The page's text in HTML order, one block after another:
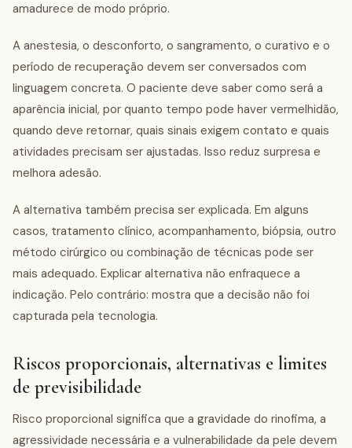
amadurece de modo próprio.
A anestesia, o desconforto, o sangramento, o curativo e o
período de recuperação devem ser conversados com
linguagem concreta. O paciente deve saber como será a
aparência inicial, por quanto tempo pode haver vermelhidão,
quando deve retornar, quais sinais exigem contato e quais
atividades precisam ser ajustadas. Isso reduz surpresa e
melhora adesão.
A alternativa também precisa ser explicada. Em alguns
casos, tratamento clínico, acompanhamento, biópsia, outro
método cirúrgico ou combinação de técnicas pode ser
mais adequado. Explicar alternativa não enfraquece a
indicação. Pelo contrário: mostra que a decisão não foi
capturada pela tecnologia.
Riscos proporcionais, alternativas e limites
de previsibilidade
Risco proporcional significa que a gravidade do rinofima, a
agressividade necessária e a vulnerabilidade da pele devem